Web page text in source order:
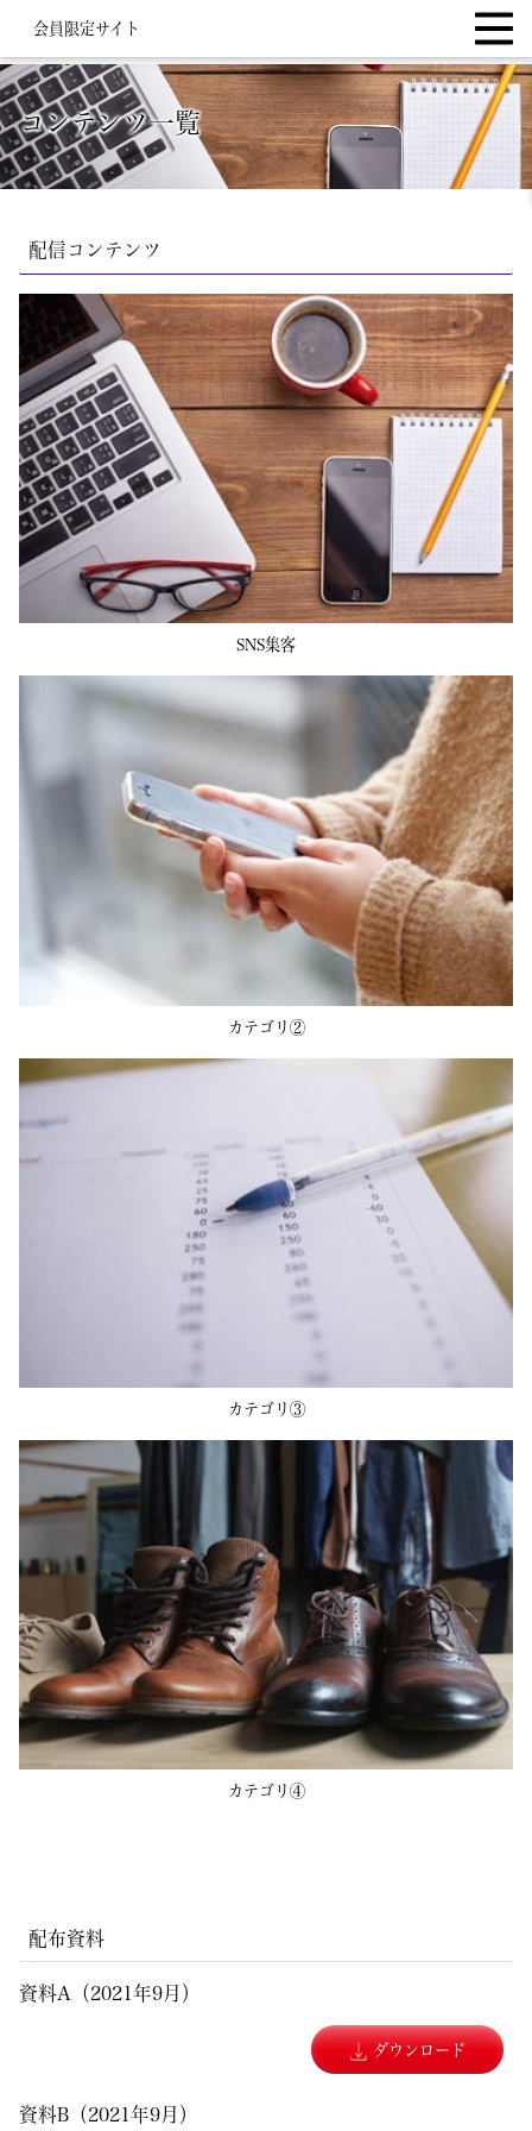
会員限定サイト
コンテンツ一覧
配信コンテンツ
SNS集客
カテゴリ②
カテゴリ③
カテゴリ④
配布資料
資料A（2021年9月）
ダウンロード
資料B（2021年9月）